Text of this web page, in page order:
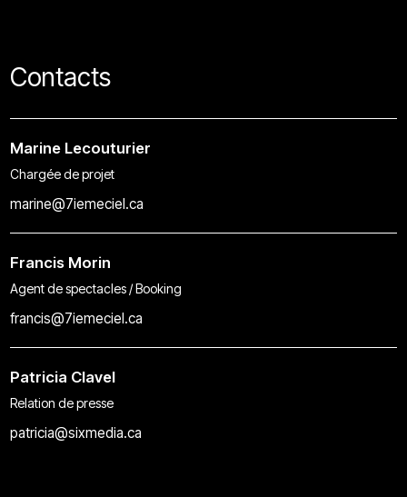
Contacts
Marine Lecouturier
Chargée de projet
marine@7iemeciel.ca
Francis Morin
Agent de spectacles / Booking
francis@7iemeciel.ca
Patricia Clavel
Relation de presse
patricia@sixmedia.ca